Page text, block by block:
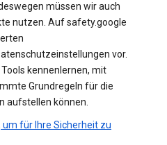
müssen wir auch
nutzen. Auf safety.google
vor.
kennenlernen, mit
Grundregeln für die
aufstellen können.
um für Ihre Sicherheit zu